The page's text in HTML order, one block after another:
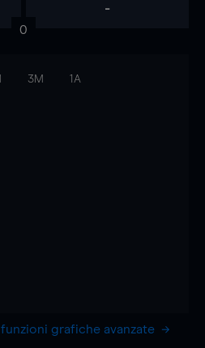
-
0
3M 1A
grafiche avanzate